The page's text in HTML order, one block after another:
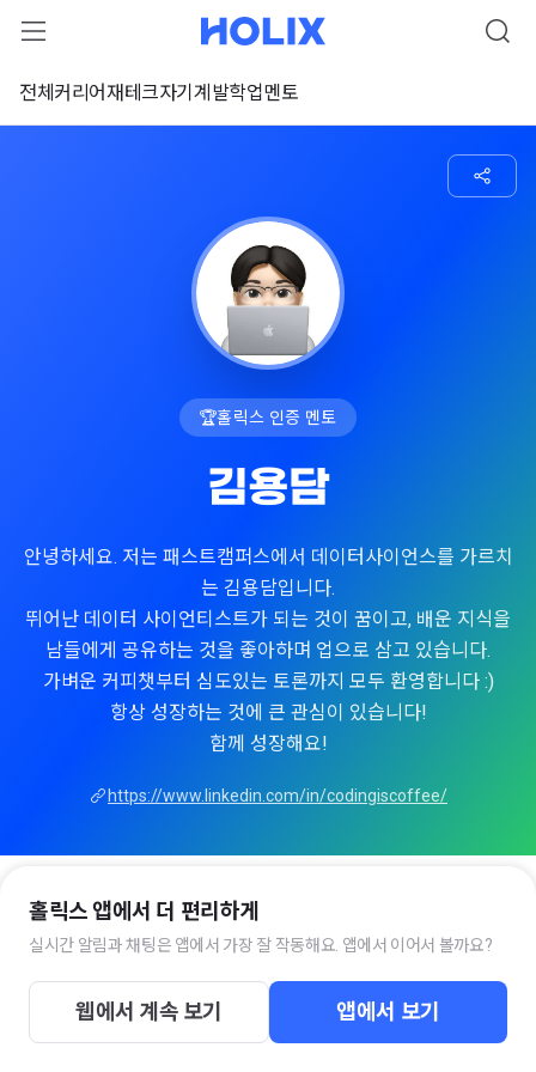
전체 커리어재테크자기계발학업멘토
🏆홀릭스 인증 멘토
김용담
안녕하세요. 저는 패스트캠퍼스에서 데이터사이언스를 가르치
는 김용담입니다.
뛰어난 데이터 사이언티스트가 되는 것이 꿈이고, 배운 지식을
남들에게 공유하는 것을 좋아하며 업으로 삼고 있습니다.
가벼운 커피챗부터 심도있는 토론까지 모두 환영합니다 :)
항상 성장하는 것에 큰 관심이 있습니다!
함께 성장해요!
https://www.linkedin.com/in/codingiscoffee/
홀릭스 앱에서 더 편리하게
실시간 알림과 채팅은 앱에서 가장 잘 작동해요. 앱에서 이어서 볼까요?
웹에서 계속 보기 앱에서 보기